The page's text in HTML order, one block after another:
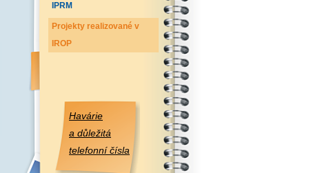
IPRM
Projekty realizované v
IROP
Havárie
a důležitá
telefonní čísla